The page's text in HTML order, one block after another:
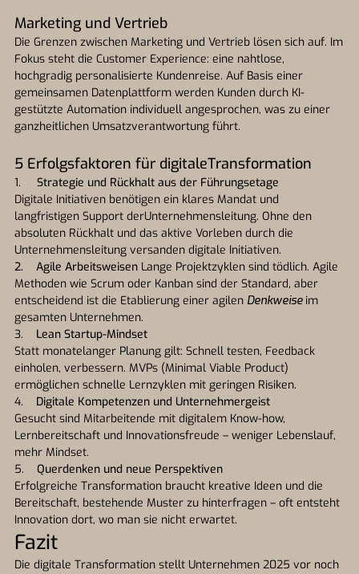
Marketing und Vertrieb
Die Grenzen zwischen Marketing und Vertrieb lösen sich auf. Im
Fokus steht die Customer Experience: eine nahtlose,
hochgradig personalisierte Kundenreise. Auf Basis einer
gemeinsamen Datenplattform werden Kunden durch KI-
gestützte Automation individuell angesprochen, was zu einer
ganzheitlichen Umsatzverantwortung führt.
5 Erfolgsfaktoren für digitaleTransformation
1. Strategie und Rückhalt aus der Führungsetage
Digitale Initiativen benötigen ein klares Mandat und
langfristigen Support derUnternehmensleitung. Ohne den
absoluten Rückhalt und das aktive Vorleben durch die
Unternehmensleitung versanden digitale Initiativen.
2. Agile Arbeitsweisen Lange Projektzyklen sind tödlich. Agile
Methoden wie Scrum oder Kanban sind der Standard, aber
entscheidend ist die Etablierung einer agilen Denkweise im
gesamten Unternehmen.
3. Lean Startup-Mindset
Statt monatelanger Planung gilt: Schnell testen, Feedback
einholen, verbessern. MVPs (Minimal Viable Product)
ermöglichen schnelle Lernzyklen mit geringen Risiken.
4. Digitale Kompetenzen und Unternehmergeist
Gesucht sind Mitarbeitende mit digitalem Know-how,
Lernbereitschaft und Innovationsfreude – weniger Lebenslauf,
mehr Mindset.
5. Querdenken und neue Perspektiven
Erfolgreiche Transformation braucht kreative Ideen und die
Bereitschaft, bestehende Muster zu hinterfragen – oft entsteht
Innovation dort, wo man sie nicht erwartet.
Fazit
Die digitale Transformation stellt Unternehmen 2025 vor noch